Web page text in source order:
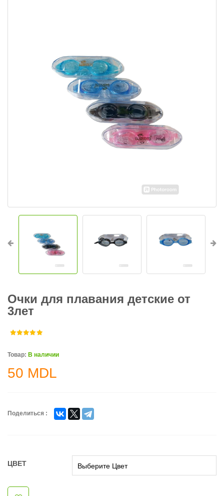
Очки для плавания детские от
3лет
Товар: В наличии
50 MDL
Поделиться :
ЦВЕТ